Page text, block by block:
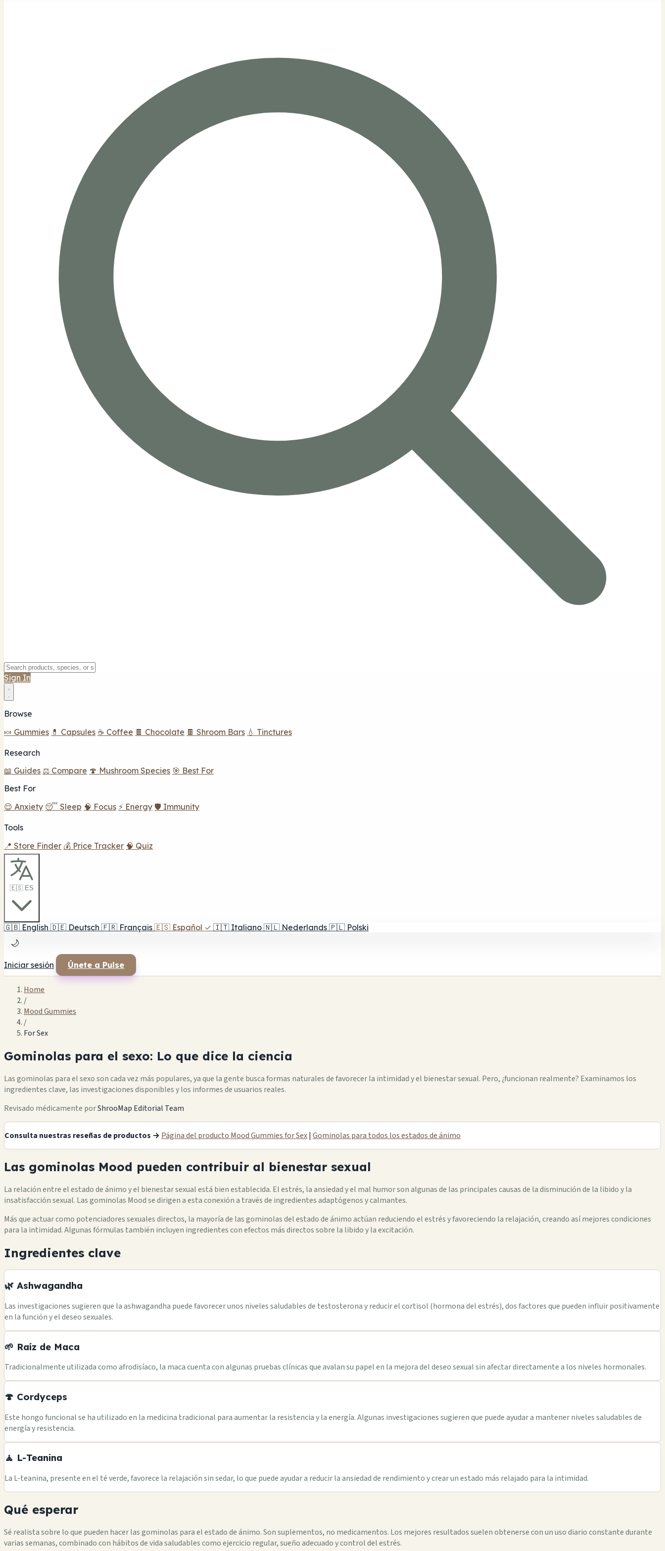
Sign In
Browse
🍬 Gummies 💊 Capsules ☕ Coffee 🍫 Chocolate 🍫 Shroom Bars 💧 Tinctures
Research
📖 Guides ⚖️ Compare 🍄 Mushroom Species 🎯 Best For
Best For
😌 Anxiety 😴 Sleep 🧠 Focus ⚡ Energy 🛡️ Immunity
Tools
📍 Store Finder 💰 Price Tracker 🧠 Quiz
🇪🇸 ES
🇬🇧 English 🇩🇪 Deutsch 🇫🇷 Français 🇪🇸 Español ✓ 🇮🇹 Italiano 🇳🇱 Nederlands 🇵🇱 Polski
🌙
Iniciar sesión Únete a Pulse
Home
/
Mood Gummies
/
For Sex
Gominolas para el sexo: Lo que dice la ciencia
Las gominolas para el sexo son cada vez más populares, ya que la gente busca formas naturales de favorecer la intimidad y el bienestar sexual. Pero, ¿funcionan realmente? Examinamos los
ingredientes clave, las investigaciones disponibles y los informes de usuarios reales.
Revisado médicamente porShrooMap Editorial Team
Consulta nuestras reseñas de productos → Página del producto Mood Gummies for Sex| Gominolas para todos los estados de ánimo
Las gominolas Mood pueden contribuir al bienestar sexual
La relación entre el estado de ánimo y el bienestar sexual está bien establecida. El estrés, la ansiedad y el mal humor son algunas de las principales causas de la disminución de la libido y la
insatisfacción sexual. Las gominolas Mood se dirigen a esta conexión a través de ingredientes adaptógenos y calmantes.
Más que actuar como potenciadores sexuales directos, la mayoría de las gominolas del estado de ánimo actúan reduciendo el estrés y favoreciendo la relajación, creando así mejores condiciones
para la intimidad. Algunas fórmulas también incluyen ingredientes con efectos más directos sobre la libido y la excitación.
Ingredientes clave
🌿 Ashwagandha
Las investigaciones sugieren que la ashwagandha puede favorecer unos niveles saludables de testosterona y reducir el cortisol (hormona del estrés), dos factores que pueden influir positivamente
en la función y el deseo sexuales.
🌱 Raíz de Maca
Tradicionalmente utilizada como afrodisíaco, la maca cuenta con algunas pruebas clínicas que avalan su papel en la mejora del deseo sexual sin afectar directamente a los niveles hormonales.
🍄 Cordyceps
Este hongo funcional se ha utilizado en la medicina tradicional para aumentar la resistencia y la energía. Algunas investigaciones sugieren que puede ayudar a mantener niveles saludables de
energía y resistencia.
🧘 L-Teanina
La L-teanina, presente en el té verde, favorece la relajación sin sedar, lo que puede ayudar a reducir la ansiedad de rendimiento y crear un estado más relajado para la intimidad.
Qué esperar
Sé realista sobre lo que pueden hacer las gominolas para el estado de ánimo. Son suplementos, no medicamentos. Los mejores resultados suelen obtenerse con un uso diario constante durante
varias semanas, combinado con hábitos de vida saludables como ejercicio regular, sueño adecuado y control del estrés.